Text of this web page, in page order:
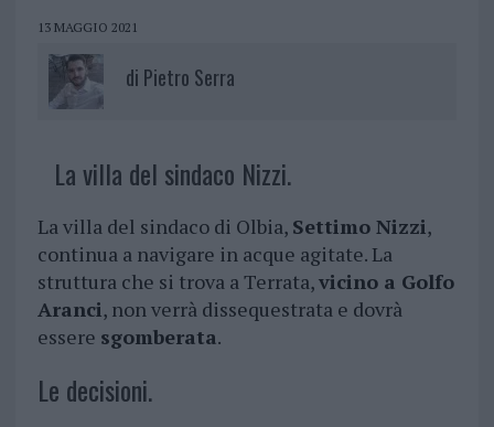
13 MAGGIO 2021
di Pietro Serra
La villa del sindaco Nizzi.
La villa del sindaco di Olbia, Settimo Nizzi,
continua a navigare in acque agitate. La
struttura che si trova a Terrata,vicino a Golfo
Aranci, non verrà dissequestrata e dovrà
essere sgomberata.
Le decisioni.